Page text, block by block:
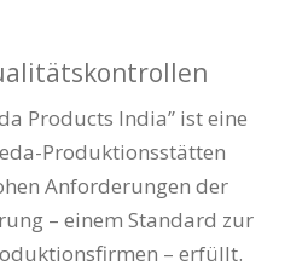
Products India” ist eine
Produktionsstätten
Anforderungen der
– einem Standard zur
– erfüllt.